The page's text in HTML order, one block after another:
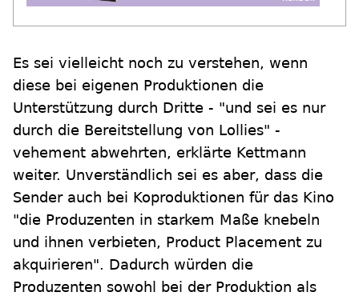
Es sei vielleicht noch zu verstehen, wenn
diese bei eigenen Produktionen die
Unterstützung durch Dritte - "und sei es nur
durch die Bereitstellung von Lollies" -
vehement abwehrten, erklärte Kettmann
weiter. Unverständlich sei es aber, dass die
Sender auch bei Koproduktionen für das Kino
"die Produzenten in starkem Maße knebeln
und ihnen verbieten, Product Placement zu
akquirieren". Dadurch würden die
Produzenten sowohl bei der Produktion als